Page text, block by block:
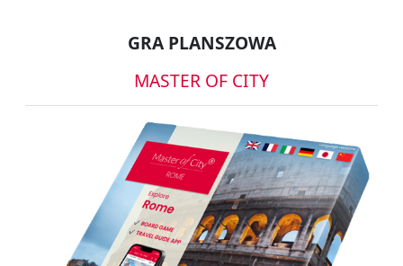
GRA PLANSZOWA
MASTER OF CITY